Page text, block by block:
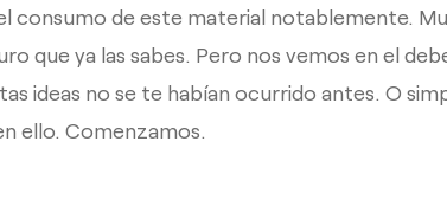
consumo de este material notablemente.
que ya las sabes. Pero nos vemos en el
ideas no se te habían ocurrido antes. O
ello. Comenzamos.